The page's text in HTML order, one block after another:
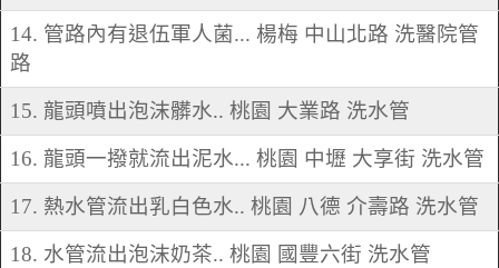
14. 管路內有退伍軍人菌... 楊梅 中山北路 洗醫院管
路
15. 龍頭噴出泡沫髒水.. 桃園 大業路 洗水管
16. 龍頭一撥就流出泥水... 桃園 中壢 大享街 洗水管
17. 熱水管流出乳白色水.. 桃園 八德 介壽路 洗水管
18. 水管流出泡沫奶茶.. 桃園 國豐六街 洗水管